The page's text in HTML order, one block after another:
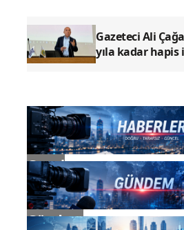
Gazeteci Ali
yıla kadar hapis
Genel
Gündem